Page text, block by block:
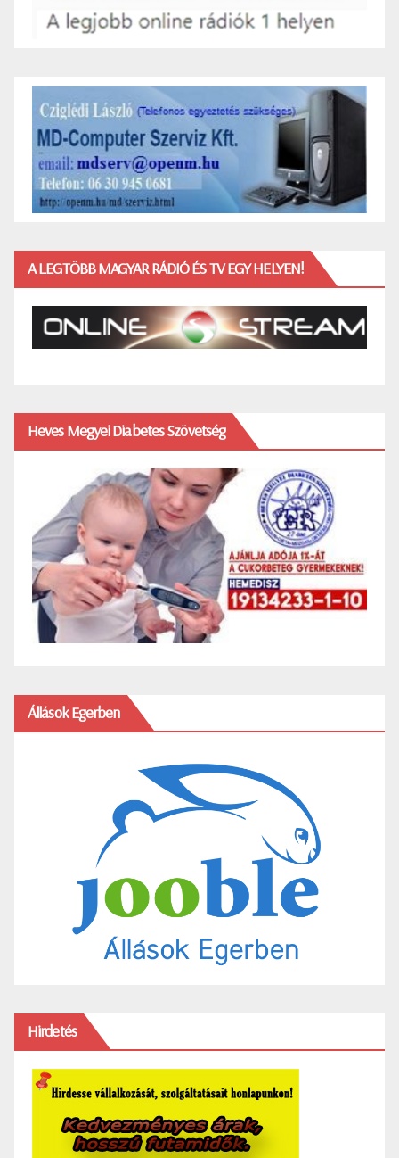
A LEGTÖBB MAGYAR RÁDIÓ ÉS TV EGY HELYEN!
Heves Megyei Diabetes Szövetség
Állások Egerben
Hirdetés